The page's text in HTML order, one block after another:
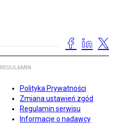
REGULAMIN
Polityka Prywatności
Zmiana ustawień zgód
Regulamin serwisu
Informacje o nadawcy